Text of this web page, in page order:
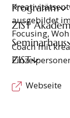
Programm
ZIST
Seminarhaus
ZIST
ausgebildet
Focusing,
Coach mit
Webseite